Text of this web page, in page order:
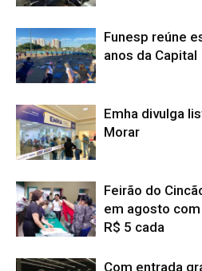
Funesp reúne
anos da Capital
Emha divulga
Morar
Feirão do
em agosto
R$ 5 cada
Com entrada